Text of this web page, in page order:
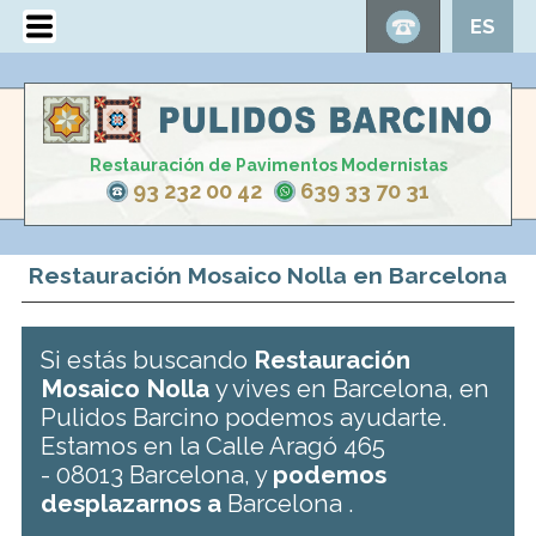
ES
Restauración de Pavimentos Modernistas
93 232 00 42 639 33 70 31
Restauración Mosaico Nolla en Barcelona
Si estás buscando Restauración
Mosaico Nollay vives en Barcelona, en
Pulidos Barcino podemos ayudarte.
Estamos en la Calle Aragó 465
- 08013 Barcelona, y podemos
desplazarnos a Barcelona .